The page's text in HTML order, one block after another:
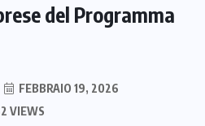
del Programma
FEBBRAIO 19, 2026
VIEWS